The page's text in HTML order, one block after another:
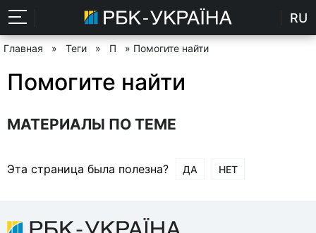
RU
Главная » Теги » П » Помогите найти
Помогите найти
МАТЕРИАЛЫ ПО ТЕМЕ
Эта страница была полезна? ДА НЕТ